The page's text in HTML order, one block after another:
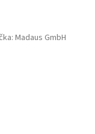
Madaus GmbH